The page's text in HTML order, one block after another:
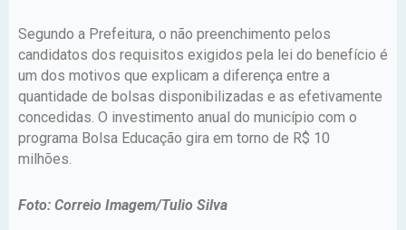
Segundo a Prefeitura, o não preenchimento pelos
candidatos dos requisitos exigidos pela lei do benefício é
um dos motivos que explicam a diferença entre a
quantidade de bolsas disponibilizadas e as efetivamente
concedidas. O investimento anual do município com o
programa Bolsa Educação gira em torno de R$ 10
milhões.
Foto: Correio Imagem/Tulio Silva